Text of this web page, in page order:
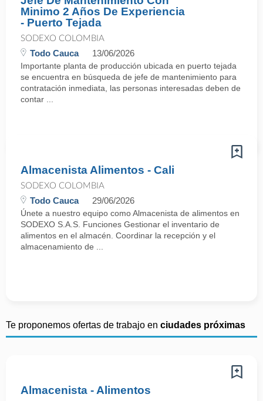
Minimo 2 Años De Experiencia
- Puerto Tejada
SODEXO COLOMBIA
Todo Cauca 13/06/2026
Importante planta de producción ubicada en puerto tejada
se encuentra en búsqueda de jefe de mantenimiento para
contratación inmediata, las personas interesadas deben de
contar ...
Almacenista Alimentos - Cali
SODEXO COLOMBIA
Todo Cauca 29/06/2026
Únete a nuestro equipo como Almacenista de alimentos en
SODEXO S.A.S. Funciones Gestionar el inventario de
alimentos en el almacén. Coordinar la recepción y el
almacenamiento de ...
Te proponemos ofertas de trabajo en ciudades próximas
Almacenista - Alimentos